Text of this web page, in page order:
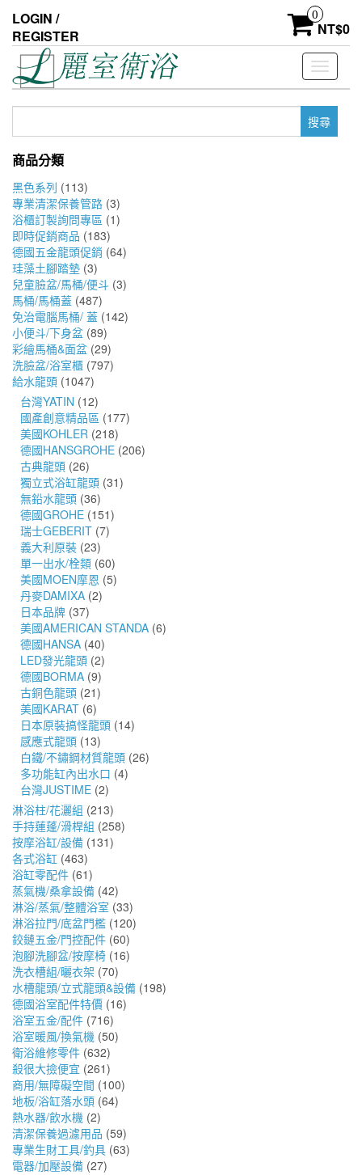
the
content
LOGIN /
REGISTER
0
NT$0
Toggle
鍵
商品分類
黑色系列 (113)
專業清潔保養管路 (3)
浴櫃訂製詢問專區 (1)
即時促銷商品 (183)
德國五金龍頭促銷 (64)
珪藻土腳踏墊 (3)
兒童臉盆/馬桶/便斗 (3)
馬桶/馬桶蓋 (487)
免治電腦馬桶/ 蓋 (142)
小便斗/下身盆 (89)
彩繪馬桶&面盆 (29)
洗臉盆/浴室櫃 (797)
給水龍頭 (1047)
台灣YATIN (12)
國產創意精品區 (177)
美國KOHLER (218)
德國HANSGROHE (206)
古典龍頭 (26)
獨立式浴缸龍頭 (31)
無鉛水龍頭 (36)
德國GROHE (151)
瑞士GEBERIT (7)
義大利原裝 (23)
單一出水/栓類 (60)
美國MOEN摩恩 (5)
丹麥DAMIXA (2)
日本品牌 (37)
美國AMERICAN STANDA (6)
德國HANSA (40)
LED發光龍頭 (2)
德國BORMA (9)
古銅色龍頭 (21)
美國KARAT (6)
日本原裝搞怪龍頭 (14)
感應式龍頭 (13)
白鐵/不鏽鋼材質龍頭 (26)
多功能缸內出水口 (4)
台灣JUSTIME (2)
淋浴柱/花灑組 (213)
手持蓮蓬/滑桿組 (258)
按摩浴缸/設備 (131)
各式浴缸 (463)
浴缸零配件 (61)
蒸氣機/桑拿設備 (42)
淋浴/蒸氣/整體浴室 (33)
淋浴拉門/底盆門檻 (120)
鉸鏈五金/門控配件 (60)
泡腳洗腳盆/按摩椅 (16)
洗衣槽組/曬衣架 (70)
水槽龍頭/立式龍頭&設備 (198)
德國浴室配件特價 (16)
浴室五金/配件 (716)
浴室暖風/換氣機 (50)
衛浴維修零件 (632)
殺很大撿便宜 (261)
商用/無障礙空間 (100)
地板/浴缸落水頭 (64)
熱水器/飲水機 (2)
清潔保養過濾用品 (59)
專業生財工具/釣具 (63)
電器/加壓設備 (27)